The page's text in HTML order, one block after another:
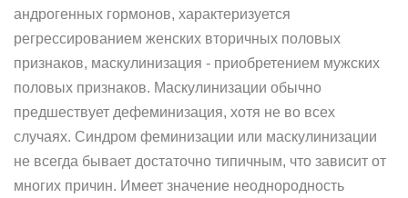
андрогенных гормонов, характеризуется
регрессированием женских вторичных половых
признаков, маскулинизация - приобретением мужских
половых признаков. Маскулинизации обычно
предшествует дефеминизация, хотя не во всех
случаях. Синдром феминизации или маскулинизации
не всегда бывает достаточно типичным, что зависит от
многих причин. Имеет значение неоднородность